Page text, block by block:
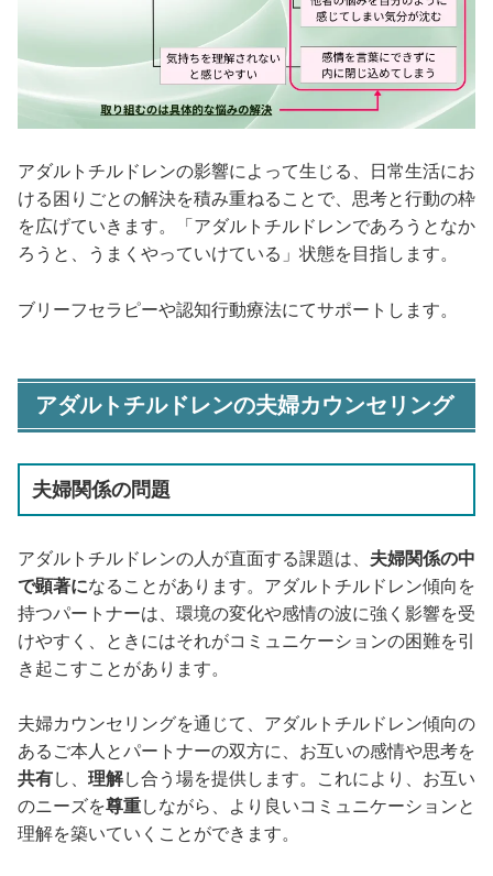
アダルトチルドレンの影響によって生じる、日常生活にお
ける困りごとの解決を積み重ねることで、思考と行動の枠
を広げていきます。「アダルトチルドレンであろうとなか
ろうと、うまくやっていけている」状態を目指します。
ブリーフセラピーや認知行動療法にてサポートします。
アダルトチルドレンの夫婦カウンセリング
夫婦関係の問題
アダルトチルドレンの人が直面する課題は、 夫婦関係の中
で顕著になることがあります。アダルトチルドレン傾向を
持つパートナーは、環境の変化や感情の波に強く影響を受
けやすく、ときにはそれがコミュニケーションの困難を引
き起こすことがあります。
夫婦カウンセリングを通じて、アダルトチルドレン傾向の
あるご本人とパートナーの双方に、お互いの感情や思考を
共有し、 理解し合う場を提供します。これにより、お互い
のニーズを尊重しながら、より良いコミュニケーションと
理解を築いていくことができます。